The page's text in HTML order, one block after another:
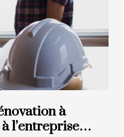
à
l’entreprise